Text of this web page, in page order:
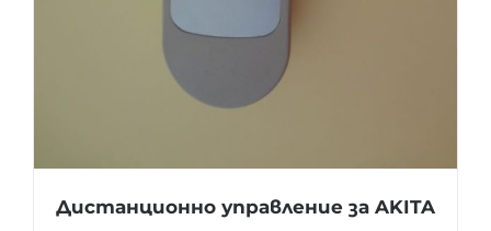
Дистанционно управление за AKITA